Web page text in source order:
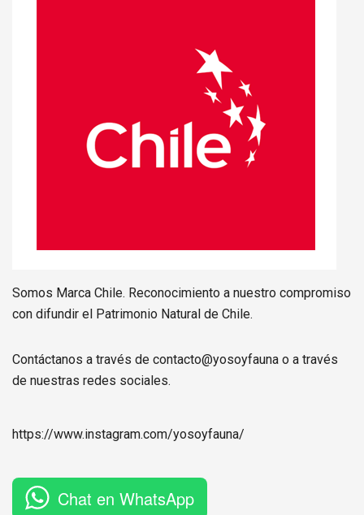
Somos Marca Chile. Reconocimiento a nuestro compromiso
con difundir el Patrimonio Natural de Chile.
Contáctanos a través de contacto@yosoyfauna o a través
de nuestras redes sociales.
https://www.instagram.com/yosoyfauna/
Chat en WhatsApp